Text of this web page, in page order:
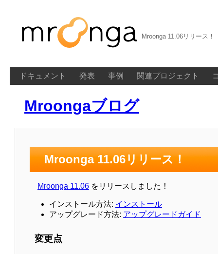
Mroonga 11.06リリース！
ドキュメント 発表 事例 関連プロジェクト
Mroongaブログ
Mroonga 11.06リリース！
Mroonga 11.06 をリリースしました！
インストール方法: インストール
アップグレード方法: アップグレードガイド
変更点